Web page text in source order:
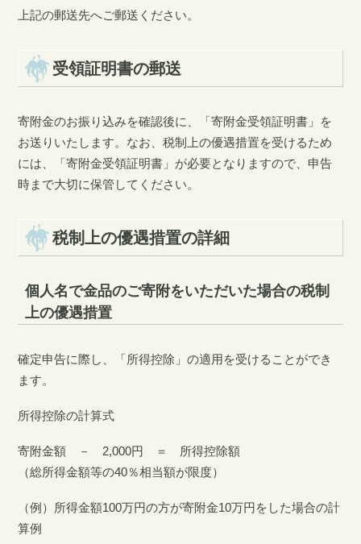
上記の郵送先へご郵送ください。
受領証明書の郵送
寄附金のお振り込みを確認後に、「寄附金受領証明書」を
お送りいたします。なお、税制上の優遇措置を受けるため
には、「寄附金受領証明書」が必要となりますので、申告
時まで大切に保管してください。
税制上の優遇措置の詳細
個人名で金品のご寄附をいただいた場合の税制
上の優遇措置
確定申告に際し、「所得控除」の適用を受けることができ
ます。
所得控除の計算式
寄附金額 － 2,000円 ＝ 所得控除額
（総所得金額等の40％相当額が限度）
（例）所得金額100万円の方が寄附金10万円をした場合の計
算例